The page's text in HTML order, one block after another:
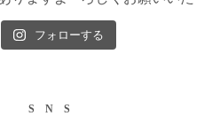
フォローする
S N S